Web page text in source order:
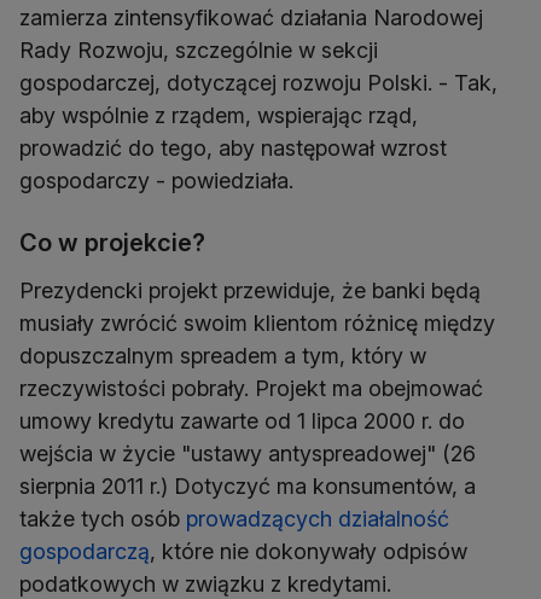
zamierza zintensyfikować działania Narodowej
Rady Rozwoju, szczególnie w sekcji
gospodarczej, dotyczącej rozwoju Polski. - Tak,
aby wspólnie z rządem, wspierając rząd,
prowadzić do tego, aby następował wzrost
gospodarczy - powiedziała.
Co w projekcie?
Prezydencki projekt przewiduje, że banki będą
musiały zwrócić swoim klientom różnicę między
dopuszczalnym spreadem a tym, który w
rzeczywistości pobrały. Projekt ma obejmować
umowy kredytu zawarte od 1 lipca 2000 r. do
wejścia w życie "ustawy antyspreadowej" (26
sierpnia 2011 r.) Dotyczyć ma konsumentów, a
także tych osób prowadzących działalność
gospodarczą, które nie dokonywały odpisów
podatkowych w związku z kredytami.